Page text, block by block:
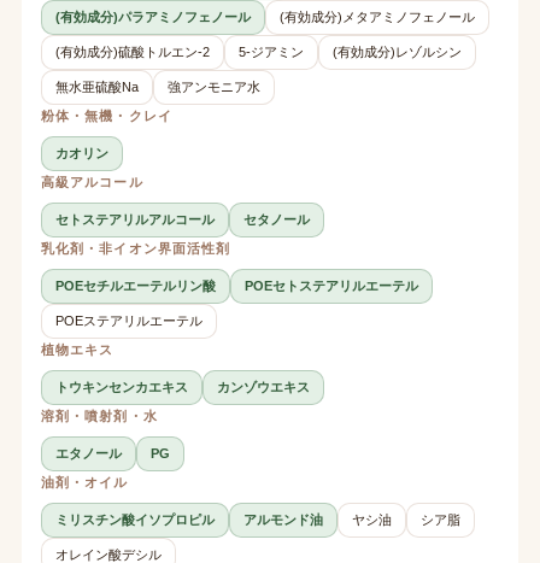
(有効成分)パラアミノフェノール (有効成分)メタアミノフェノール
(有効成分)硫酸トルエン-2 5-ジアミン (有効成分)レゾルシン
無水亜硫酸Na
強アンモニア水
粉体・無機・クレイ
カオリン
高級アルコール
セトステアリルアルコール
セタノール
乳化剤・非イオン界面活性剤
POEセチルエーテルリン酸 POEセトステアリルエーテル
POEステアリルエーテル
植物エキス
トウキンセンカエキス
カンゾウエキス
溶剤・噴射剤・水
エタノール
PG
油剤・オイル
ミリスチン酸イソプロピル アルモンド油 ヤシ油 シア脂
オレイン酸デシル